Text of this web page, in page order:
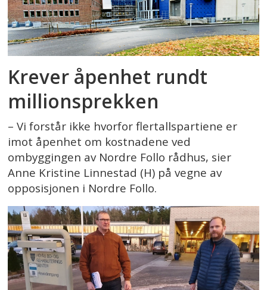
Krever åpenhet rundt
millionsprekken
– Vi forstår ikke hvorfor flertallspartiene er
imot åpenhet om kostnadene ved
ombyggingen av Nordre Follo rådhus, sier
Anne Kristine Linnestad (H) på vegne av
opposisjonen i Nordre Follo.